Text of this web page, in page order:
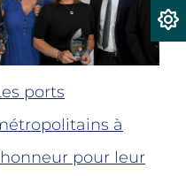
ports
à
pour leur